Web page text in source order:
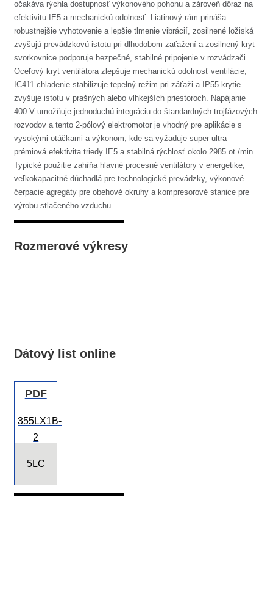
očakáva rýchla dostupnosť výkonového pohonu a zároveň dôraz na
efektivitu IE5 a mechanickú odolnosť. Liatinový rám prináša
robustnejšie vyhotovenie a lepšie tlmenie vibrácií, zosilnené ložiská
zvyšujú prevádzkovú istotu pri dlhodobom zaťažení a zosilnený kryt
svorkovnice podporuje bezpečné, stabilné pripojenie v rozvádzači.
Oceľový kryt ventilátora zlepšuje mechanickú odolnosť ventilácie,
IC411 chladenie stabilizuje tepelný režim pri záťaži a IP55 krytie
zvyšuje istotu v prašných alebo vlhkejších priestoroch. Napájanie
400 V umožňuje jednoduchú integráciu do štandardných trojfázových
rozvodov a tento 2-pólový elektromotor je vhodný pre aplikácie s
vysokými otáčkami a výkonom, kde sa vyžaduje super ultra
prémiová efektivita triedy IE5 a stabilná rýchlosť okolo 2985 ot./min.
Typické použitie zahŕňa hlavné procesné ventilátory v energetike,
veľkokapacitné dúchadlá pre technologické prevádzky, výkonové
čerpacie agregáty pre obehové okruhy a kompresorové stanice pre
výrobu stlačeného vzduchu.
Rozmerové výkresy
Dátový list online
PDF
355LX1B-
2
5LC